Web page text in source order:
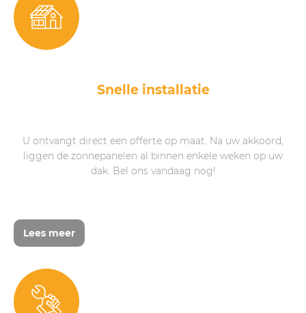
Snelle installatie
U ontvangt direct een offerte op maat. Na uw akkoord,
liggen de zonnepanelen al binnen enkele weken op uw
dak. Bel ons vandaag nog!
Lees meer